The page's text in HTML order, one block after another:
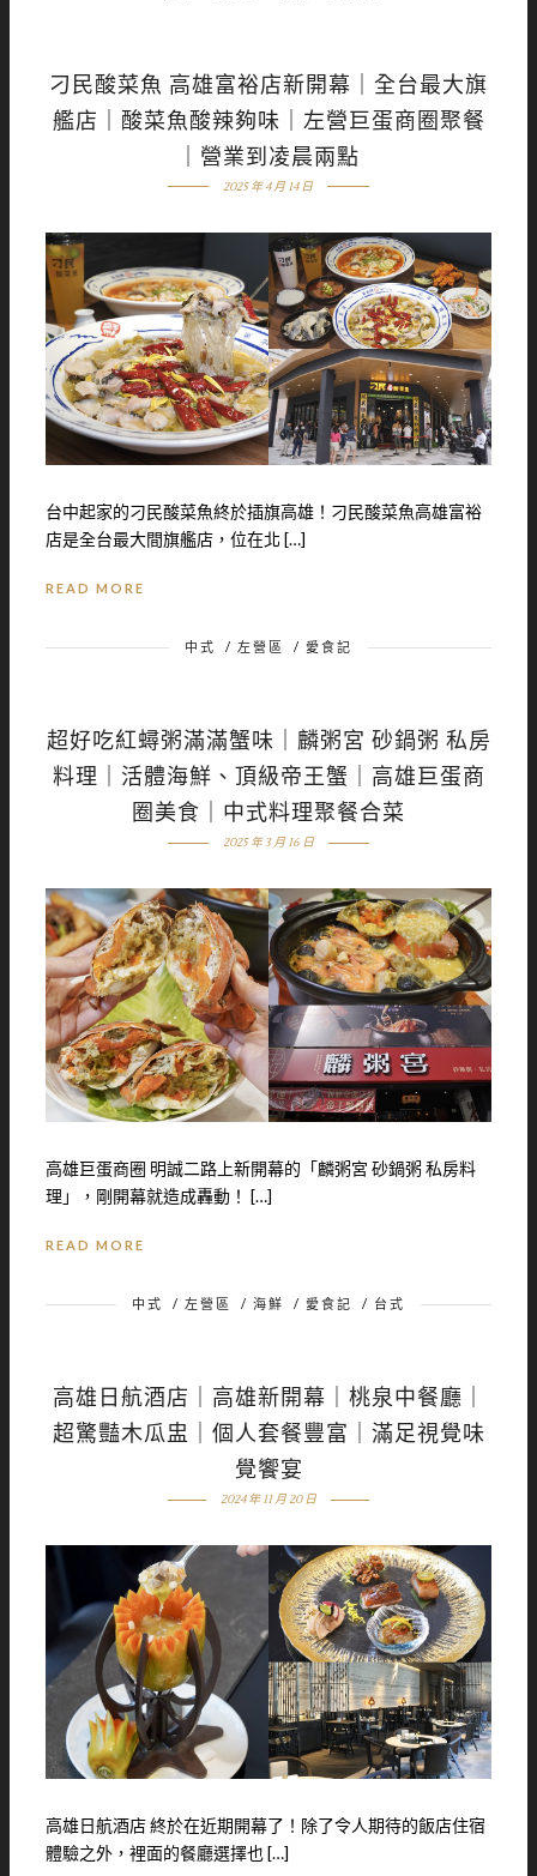
刁民酸菜魚 高雄富裕店新開幕｜全台最大旗
艦店｜酸菜魚酸辣夠味｜左營巨蛋商圈聚餐
｜營業到凌晨兩點
2025 年 4 月 14 日
台中起家的刁民酸菜魚終於插旗高雄！刁民酸菜魚高雄富裕
店是全台最大間旗艦店，位在北 […]
READ MORE
中式 / 左營區 / 愛食記
超好吃紅蟳粥滿滿蟹味｜麟粥宮 砂鍋粥 私房
料理｜活體海鮮、頂級帝王蟹｜高雄巨蛋商
圈美食｜中式料理聚餐合菜
2025 年 3 月 16 日
高雄巨蛋商圈 明誠二路上新開幕的「麟粥宮 砂鍋粥 私房料
理」，剛開幕就造成轟動！ […]
READ MORE
中式 / 左營區 / 海鮮 / 愛食記 / 台式
高雄日航酒店｜高雄新開幕｜桃泉中餐廳｜
超驚豔木瓜盅｜個人套餐豐富｜滿足視覺味
覺饗宴
2024 年 11 月 20 日
高雄日航酒店 終於在近期開幕了！除了令人期待的飯店住宿
體驗之外，裡面的餐廳選擇也 […]